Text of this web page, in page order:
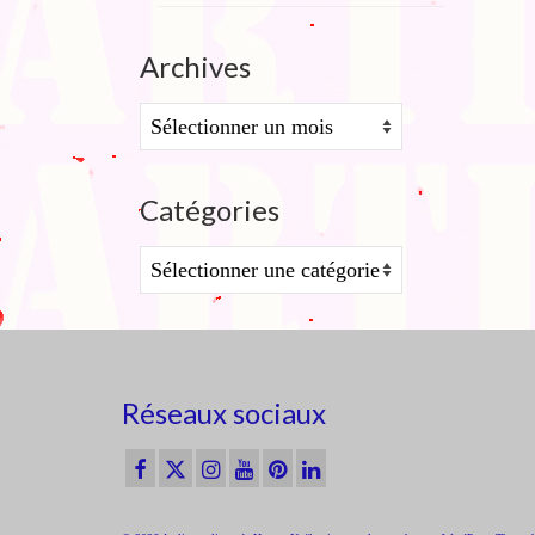
Archives
Archives
Catégories
Catégories
Réseaux sociaux